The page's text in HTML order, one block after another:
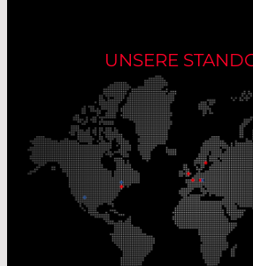
UNSERE